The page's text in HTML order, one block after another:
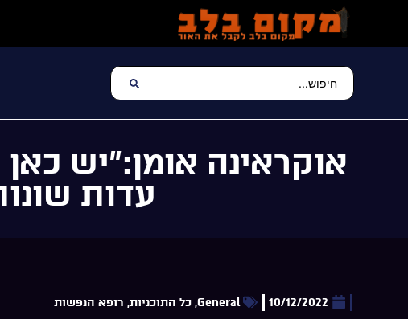
אוקראינה אומן:”יש
עדות
10/12/2022
General
, כל התוכניות, רופא הנפשות